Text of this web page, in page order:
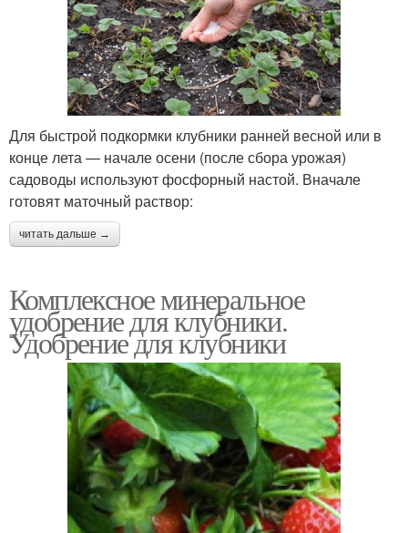
Для быстрой подкормки клубники ранней весной или в
конце лета — начале осени (после сбора урожая)
садоводы используют фосфорный настой. Вначале
готовят маточный раствор:
читать дальше →
Комплексное минеральное
удобрение для клубники.
Удобрение для клубники